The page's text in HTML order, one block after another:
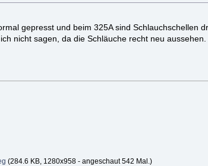
gepresst und beim 325A sind Schlauchschellen
nicht sagen, da die Schläuche recht neu aussehen.
(284.6 KB, 1280x958 - angeschaut 542 Mal.)